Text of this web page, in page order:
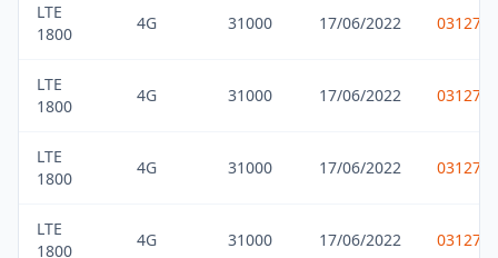
LTE
1800
4G 31000 17/06/2022
LTE
1800
4G 31000 17/06/2022
LTE
1800
4G 31000 17/06/2022
LTE
1800
4G 31000 17/06/2022